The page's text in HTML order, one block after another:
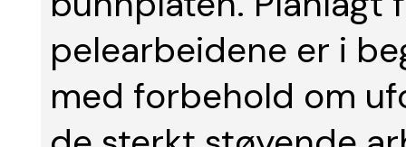
pelearbeidene er i
med forbehold om